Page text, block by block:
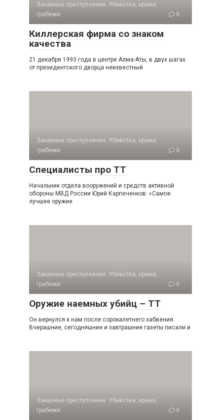
Заказные преступления. Убийства, кражи,
грабежи
0
Киллерская фирма со знаком
качества
21 декабря 1993 года в центре Алма-Аты, в двух шагах
от президентского дворца неизвестный
Заказные преступления. Убийства, кражи,
грабежи
0
Специалисты про ТТ
Начальник отдела вооружений и средств активной
обороны МВД России Юрий Карпеченков: «Самое
лучшее оружие
Заказные преступления. Убийства, кражи,
грабежи
0
Оружие наемных убийц – ТТ
Он вернулся к нам после сорокалетнего забвения.
Вчерашние, сегодняшние и завтрашние газеты писали и
Заказные преступления. Убийства, кражи,
грабежи
0